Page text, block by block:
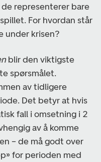
representerer bare
For hvordan står
under krisen?
blir den viktigste
spørsmålet.
av tidligere
Det betyr at hvis
fall i omsetning i 2
av å komme
– de må godt over
for perioden med